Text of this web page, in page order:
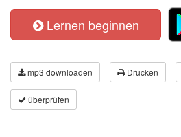
Lernen beginnen
mp3 downloaden Drucken
überprüfen